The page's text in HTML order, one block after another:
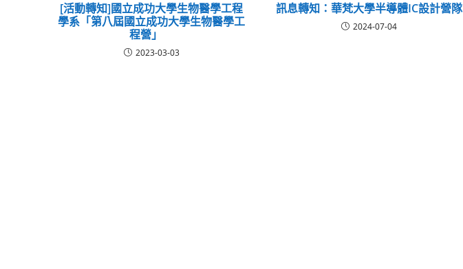
[活動轉知]國立成功大學生物醫學工程
學系「第八屆國立成功大學生物醫學工
程營」
2023-03-03
訊息轉知：華梵大學半導體IC設計營隊
2024-07-04